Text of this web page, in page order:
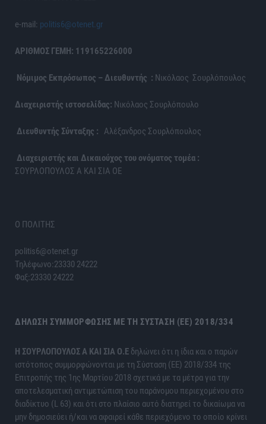
e-mail: politis6@otenet.gr
ΑΡΙΘΜΟΣ ΓΕΜΗ: 119165226000
Νόμιμος Εκπρόσωπος – Διευθυντής : Νικόλαος Σουρλόπουλος
Διαχειριστής ιστοσελίδας: Νικόλαος Σουρλόπουλο
Διευθυντής Σύνταξης : Αλέξανδρος Σουρλόπουλος
Διαχειριστής και Δικαιούχος του ονόματος τομέα :
ΣΟΥΡΛΟΠΟΥΛΟΣ Α ΚΑΙ ΣΙΑ ΟΕ
Ο ΠΟΛΙΤΗΣ
politis6@otenet.gr
Τηλέφωνο:23330 24222
Φαξ:23330 24222
ΔΉΛΩΣΗ ΣΥΜΜΌΡΦΩΣΗΣ ΜΕ ΤΗ ΣΎΣΤΑΣΗ (ΕΕ) 2018/334
H ΣΟΥΡΛΟΠΟΥΛΟΣ Α ΚΑΙ ΣΙΑ Ο.Ε δηλώνει ότι η ίδια και ο παρών
ιστότοπος συμμορφώνονται με τη Σύσταση (ΕΕ) 2018/334 της
Επιτροπής της 1ης Μαρτίου 2018 σχετικά με τα μέτρα για την
αποτελεσματική αντιμετώπιση του παράνομου περιεχομένου στο
διαδίκτυο (L 63) και ότι στο πλαίσιο αυτό διατηρεί το δικαίωμα να
μην δημοσιεύει ή/και να αφαιρεί κάθε περιεχόμενο το οποίο κρίνει